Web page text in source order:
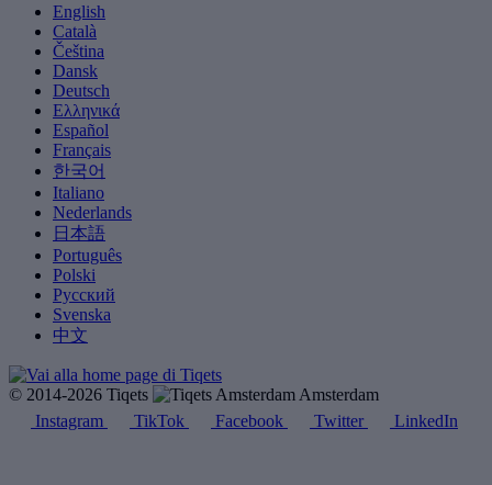
English
Català
Čeština
Dansk
Deutsch
Ελληνικά
Español
Français
한국어
Italiano
Nederlands
日本語
Português
Polski
Русский
Svenska
中文
© 2014-2026 Tiqets
Amsterdam
Instagram
TikTok Facebook Twitter LinkedIn